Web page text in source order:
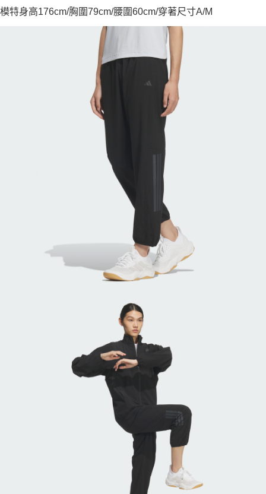
模特身高176cm/胸圍79cm/腰圍60cm/穿著尺寸A/M